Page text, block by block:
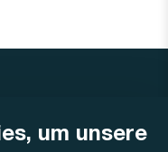
um unsere